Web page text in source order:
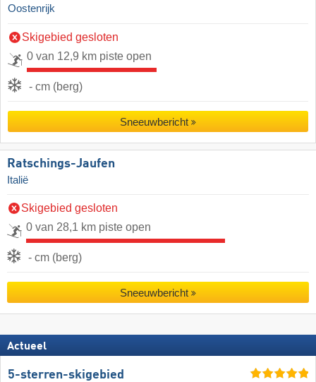
Oostenrijk
Skigebied gesloten
0 van 12,9 km piste open
- cm (berg)
Sneeuwbericht
Ratschings-Jaufen
Italië
Skigebied gesloten
0 van 28,1 km piste open
- cm (berg)
Sneeuwbericht
Actueel
5-sterren-skigebied